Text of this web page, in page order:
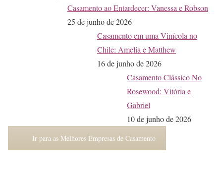
Casamento ao Entardecer: Vanessa e Robson
25 de junho de 2026
Casamento em uma Vinícola no
Chile: Amelia e Matthew
16 de junho de 2026
Casamento Clássico No
Rosewood: Vitória e
Gabriel
10 de junho de 2026
Ir para as Melhores Empresas de Casamento